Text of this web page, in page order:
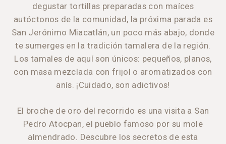
degustar tortillas preparadas con maíces
autóctonos de la comunidad, la próxima parada es
San Jerónimo Miacatlán, un poco más abajo, donde
te sumerges en la tradición tamalera de la región.
Los tamales de aquí son únicos: pequeños, planos,
con masa mezclada con frijol o aromatizados con
anís. ¡Cuidado, son adictivos!
El broche de oro del recorrido es una visita a San
Pedro Atocpan, el pueblo famoso por su mole
almendrado. Descubre los secretos de esta